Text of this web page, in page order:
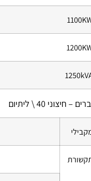
– חיצוני 40 \ ליתיום